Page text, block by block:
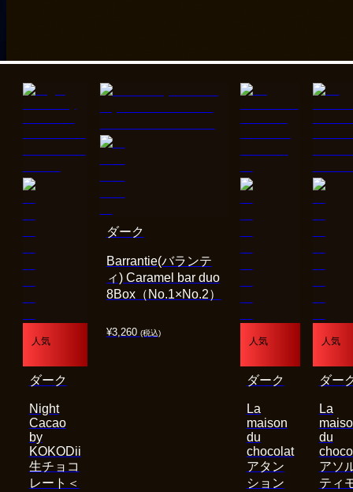
人気
Night
Cacao
by
KOKODii
生チョコ
レート＜
ダーク
¥3,260 (税込)
Barrantie(バランテ
ィ) Caramel bar duo
8Box（No.1×No.2）
ダーク
人気
La
maison
du
chocolat
アタン
ション
ダーク
人気
La
du
アソ
ティ
ダー